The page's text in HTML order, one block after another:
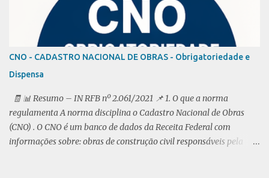
de trabalho e Previdência Social A rt. 13. A Carteira de Trabalho e
Previdência Social é obrigatória para o exercício de qualquer
emprego , inclusive de natureza rural, ainda que em caráter
temporário, e para o exercício por conta própria de atividade
profissional remunerada. § 1° O disposto neste artigo aplica-se,
igualmente, a quem: I - proprietário rural ou não, trabalhe
individualmente ou em regime de econom...
CNO - CADASTRO NACIONAL DE OBRAS - Obrigatoriedade e
Dispensa
🧾 📊 Resumo – IN RFB nº 2.061/2021 📌 1. O que a norma
regulamenta A norma disciplina o Cadastro Nacional de Obras
(CNO) . O CNO é um banco de dados da Receita Federal com
informações sobre: obras de construção civil responsáveis pela